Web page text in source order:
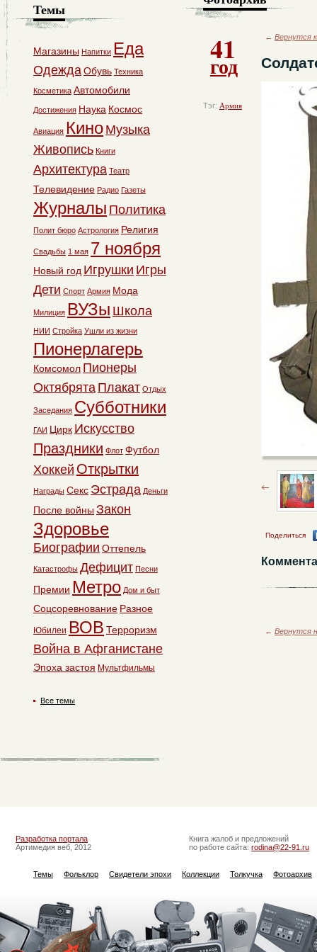
41
год
Тэг: Армия
← Вернутся
Поделиться
← Вернутся
Темы
Магазины Напитки Еда
ОдеждаОбувь Техника
Косметика Автомобили
Достижения Наука Космос
Авиация Кино Музыка
Живопись Книги
Архитектура Театр
Телевидение Радио Газеты
Журналы Политика
Полит бюро Астрология Религия
Свадьбы 1 мая 7 ноября
Новый год Игрушки Игры
Дети Спорт Армия Мода
Милиция ВУЗы Школа
НИИ Стройка Ушли из жизни
Пионерлагерь
Комсомол Пионеры
Октябрята Плакат Отдых
Заседания Субботники
ГАИ Цирк Искусство
Праздники Флот Футбол
Хоккей Открытки
Награды Секс Эстрада Деньги
После войны Закон
Здоровье
Биографии Оттепель
Катастрофы Дефицит Песни
Премии Метро Дом и быт
Соцсоревнование Разное
Юбилеи ВОВ Терроризм
Война в Афганистане
Эпоха застоя Мультфильмы
Все темы
Разработка портала
Артимедия веб, 2012
Книга жалоб и предложений
по работе сайта: rodina@22-91.ru
Темы Фольклор Свидетели эпохи Коллекции Толкучка Фотоархив